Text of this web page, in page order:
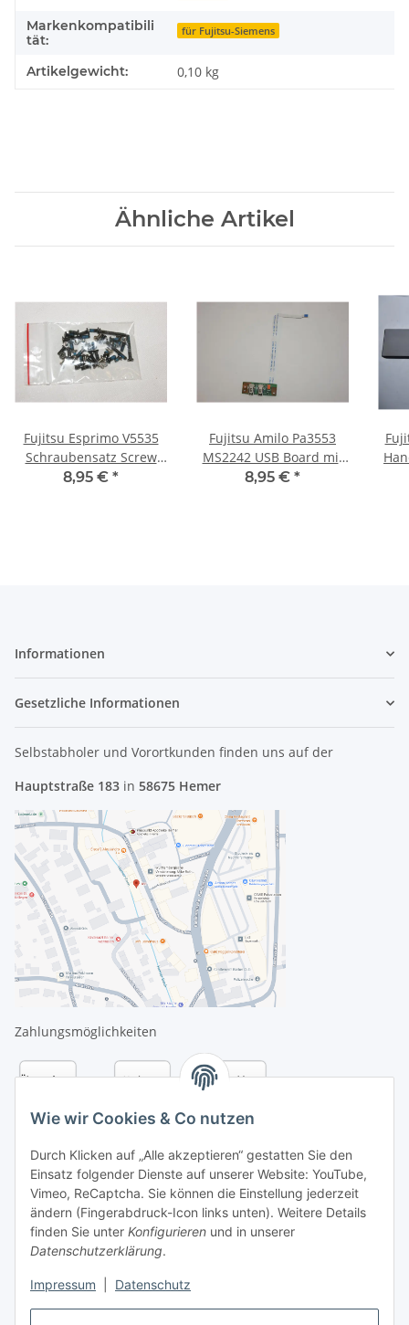
Wie wir Cookies & Co nutzen
Durch Klicken auf „Alle akzeptieren“ gestatten Sie den
Einsatz folgender Dienste auf unserer Website: YouTube,
Vimeo, ReCaptcha. Sie können die Einstellung jederzeit
ändern (Fingerabdruck-Icon links unten). Weitere Details
finden Sie unter Konfigurieren und in unserer
Datenschutzerklärung.
Impressum Datenschutz
Markenkompatibili
tät:
für Fujitsu-Siemens
Artikelgewicht: 0,10 kg
Ähnliche Artikel
Fujitsu Esprimo V5535
Schraubensatz Screw
Set #2753
8,95 € *
Fujitsu Amilo Pa3553
MS2242 USB Board mit
Kabel 48.4H702.011
8,95 € *
Informationen
Gesetzliche Informationen
Selbstabholer und Vorortkunden finden uns auf der
Hauptstraße 183 in 58675 Hemer
Zahlungsmöglichkeiten